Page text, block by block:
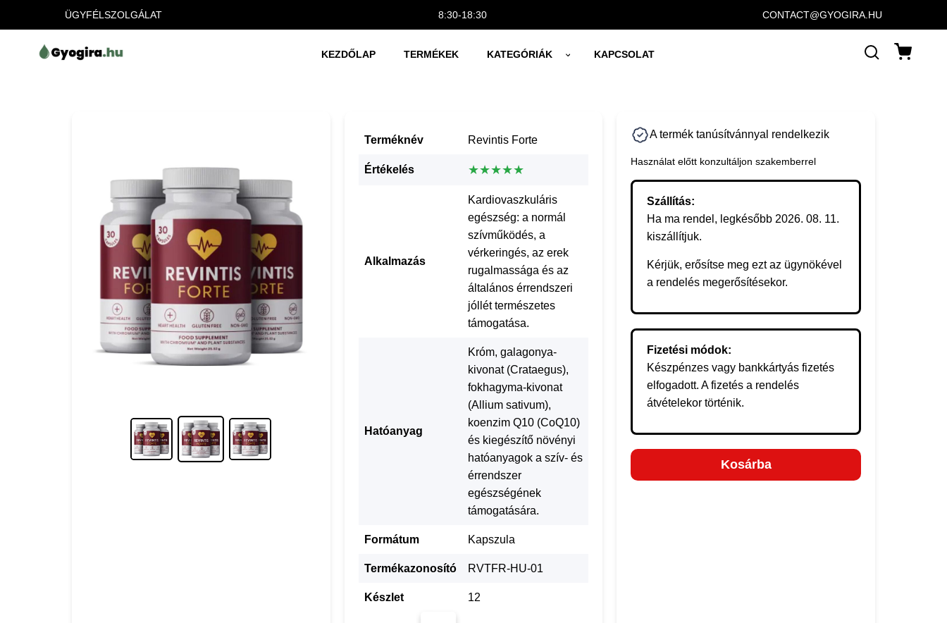
ÜGYFÉLSZOLGÁLAT 8:30-18:30 CONTACT@GYOGIRA.HU
KEZDŐLAP TERMÉKEK KATEGÓRIÁK KAPCSOLAT
Terméknév Revintis Forte
Értékelés ★★★★★
Alkalmazás
Kardiovaszkuláris
egészség: a normál
szívműködés, a
vérkeringés, az erek
rugalmassága és az
általános érrendszeri
jóllét természetes
támogatása.
Hatóanyag
Króm, galagonya-
kivonat (Crataegus),
fokhagyma-kivonat
(Allium sativum),
koenzim Q10 (CoQ10)
és kiegészítő növényi
hatóanyagok a szív- és
érrendszer
egészségének
támogatására.
Formátum Kapszula
Termékazonosító RVTFR-HU-01
Készlet 12
A termék tanúsítvánnyal rendelkezik
Használat előtt konzultáljon szakemberrel
Szállítás:
Ha ma rendel, legkésőbb 2026. 08. 11.
kiszállítjuk.
Kérjük, erősítse meg ezt az ügynökével
a rendelés megerősítésekor.
Fizetési módok:
Készpénzes vagy bankkártyás fizetés
elfogadott. A fizetés a rendelés
átvételekor történik.
Kosárba